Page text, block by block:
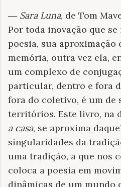
― Sara Luna, de Tom
Por toda inovação que
poesia, sua
memória, outra vez ela,
um complexo de
particular, dentro e fora
fora do coletivo, é um de
territórios. Este livro, na
a casa, se aproxima
singularidades da
uma tradição, a que nos
coloca a poesia em
dinâmicas de um mundo